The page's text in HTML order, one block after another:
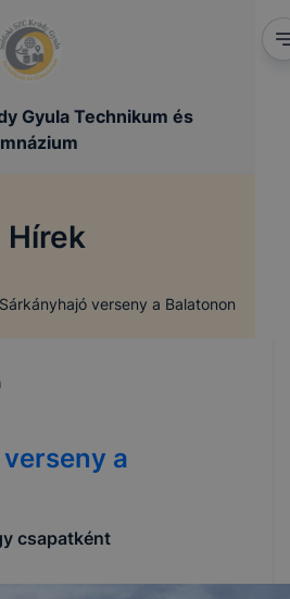
Gyula Technikum és
Hírek
Sárkányhajó verseny a Balatonon
a
csapatként